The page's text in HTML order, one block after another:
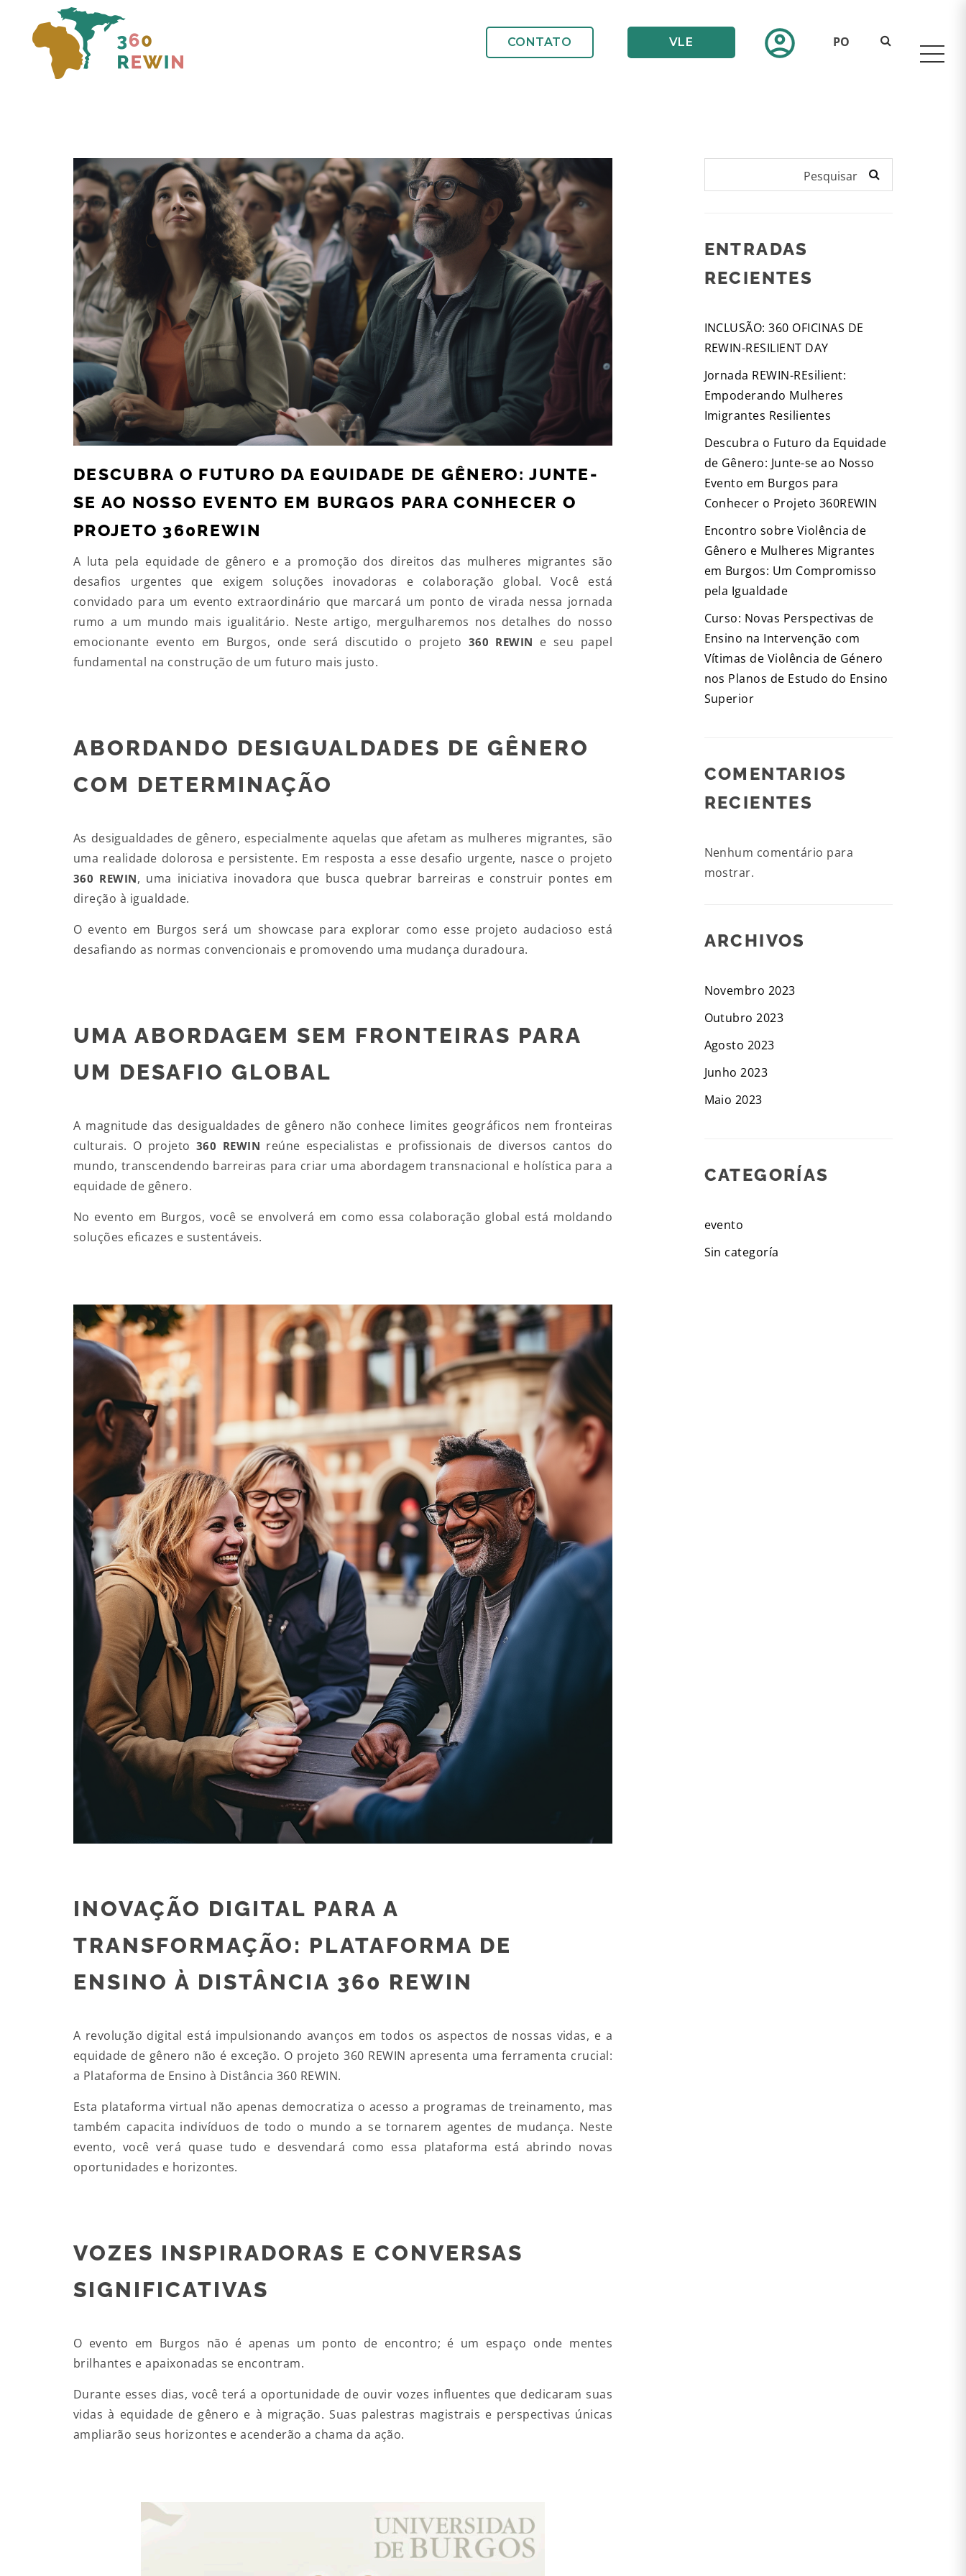
PO
account_circle
VLE
CONTATO
DESCUBRA O FUTURO DA EQUIDADE DE GÊNERO: JUNTE-
SE AO NOSSO EVENTO EM BURGOS PARA CONHECER O
PROJETO 360REWIN
A luta pela equidade de gênero e a promoção dos direitos das mulheres migrantes são
desafios urgentes que exigem soluções inovadoras e colaboração global. Você está
convidado para um evento extraordinário que marcará um ponto de virada nessa jornada
rumo a um mundo mais igualitário. Neste artigo, mergulharemos nos detalhes do nosso
emocionante evento em Burgos, onde será discutido o projeto 360 REWIN e seu papel
fundamental na construção de um futuro mais justo.
ABORDANDO DESIGUALDADES DE GÊNERO
COM DETERMINAÇÃO
As desigualdades de gênero, especialmente aquelas que afetam as mulheres migrantes, são
uma realidade dolorosa e persistente. Em resposta a esse desafio urgente, nasce o projeto
360 REWIN, uma iniciativa inovadora que busca quebrar barreiras e construir pontes em
direção à igualdade.
O evento em Burgos será um showcase para explorar como esse projeto audacioso está
desafiando as normas convencionais e promovendo uma mudança duradoura.
UMA ABORDAGEM SEM FRONTEIRAS PARA
UM DESAFIO GLOBAL
A magnitude das desigualdades de gênero não conhece limites geográficos nem fronteiras
culturais. O projeto360 REWIN reúne especialistas e profissionais de diversos cantos do
mundo, transcendendo barreiras para criar uma abordagem transnacional e holística para a
equidade de gênero.
No evento em Burgos, você se envolverá em como essa colaboração global está moldando
soluções eficazes e sustentáveis.
INOVAÇÃO DIGITAL PARA A
TRANSFORMAÇÃO: PLATAFORMA DE
ENSINO À DISTÂNCIA 360 REWIN
A revolução digital está impulsionando avanços em todos os aspectos de nossas vidas, e a
equidade de gênero não é exceção. O projeto 360 REWIN apresenta uma ferramenta crucial:
a Plataforma de Ensino à Distância 360 REWIN.
Esta plataforma virtual não apenas democratiza o acesso a programas de treinamento, mas
também capacita indivíduos de todo o mundo a se tornarem agentes de mudança. Neste
evento, você verá quase tudo e desvendará como essa plataforma está abrindo novas
oportunidades e horizontes.
VOZES INSPIRADORAS E CONVERSAS
SIGNIFICATIVAS
O evento em Burgos não é apenas um ponto de encontro; é um espaço onde mentes
brilhantes e apaixonadas se encontram.
Durante esses dias, você terá a oportunidade de ouvir vozes influentes que dedicaram suas
vidas à equidade de gênero e à migração. Suas palestras magistrais e perspectivas únicas
ampliarão seus horizontes e acenderão a chama da ação.
Pesquisar
ENTRADAS
RECIENTES
INCLUSÃO: 360 OFICINAS DE
REWIN-RESILIENT DAY
Jornada REWIN-REsilient:
Empoderando Mulheres
Imigrantes Resilientes
Descubra o Futuro da Equidade
de Gênero: Junte-se ao Nosso
Evento em Burgos para
Conhecer o Projeto 360REWIN
Encontro sobre Violência de
Gênero e Mulheres Migrantes
em Burgos: Um Compromisso
pela Igualdade
Curso: Novas Perspectivas de
Ensino na Intervenção com
Vítimas de Violência de Género
nos Planos de Estudo do Ensino
Superior
COMENTARIOS
RECIENTES
Nenhum comentário para
mostrar.
ARCHIVOS
Novembro 2023
Outubro 2023
Agosto 2023
Junho 2023
Maio 2023
CATEGORÍAS
evento
Sin categoría